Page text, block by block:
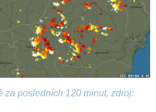
za posledních 120 minut, zdroj: